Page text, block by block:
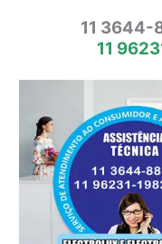
11 3644-
11